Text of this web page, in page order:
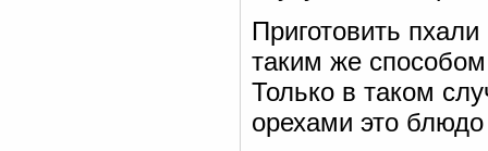
Приготовить
таким же
Только в таком
орехами это блюдо